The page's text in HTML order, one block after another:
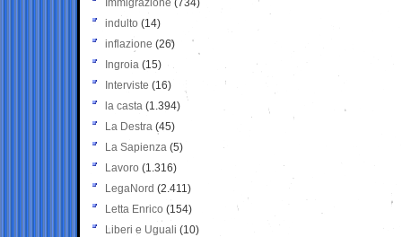
Immigrazione (734)
indulto (14)
inflazione (26)
Ingroia (15)
Interviste (16)
la casta (1.394)
La Destra (45)
La Sapienza (5)
Lavoro (1.316)
LegaNord (2.411)
Letta Enrico (154)
Liberi e Uguali (10)